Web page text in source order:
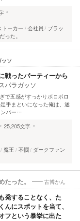
トーカー 会社員
ブラッ
った。
ソ
戦ったパーティーから
パラガッソ
で五感がすっかりボロボロ
手まといになった俺は、遂
ンバー…
25,205文字
魔王 不憫 ダークファン
たった。 古博かん
発することなく、た
にスポットを当て、
フという暴挙に出た